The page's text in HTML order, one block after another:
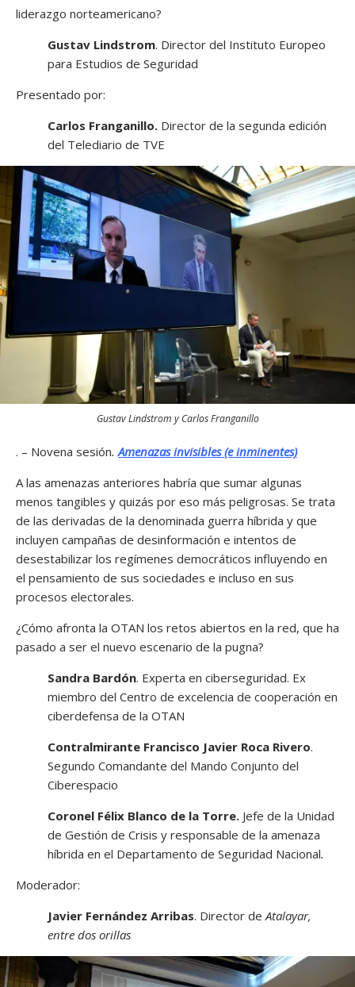
liderazgo norteamericano?
Gustav Lindstrom. Director del Instituto Europeo
para Estudios de Seguridad
Presentado por:
Carlos Franganillo. Director de la segunda edición
del Telediario de TVE
Gustav Lindstrom y Carlos Franganillo
. – Novena sesión.Amenazas invisibles (e inminentes)
A las amenazas anteriores habría que sumar algunas
menos tangibles y quizás por eso más peligrosas. Se trata
de las derivadas de la denominada guerra híbrida y que
incluyen campañas de desinformación e intentos de
desestabilizar los regímenes democráticos influyendo en
el pensamiento de sus sociedades e incluso en sus
procesos electorales.
¿Cómo afronta la OTAN los retos abiertos en la red, que ha
pasado a ser el nuevo escenario de la pugna?
Sandra Bardón. Experta en ciberseguridad. Ex
miembro del Centro de excelencia de cooperación en
ciberdefensa de la OTAN
Contralmirante Francisco Javier Roca Rivero.
Segundo Comandante del Mando Conjunto del
Ciberespacio
Coronel Félix Blanco de la Torre. Jefe de la Unidad
de Gestión de Crisis y responsable de la amenaza
híbrida en el Departamento de Seguridad Nacional.
Moderador:
Javier Fernández Arribas. Director de Atalayar,
entre dos orillas